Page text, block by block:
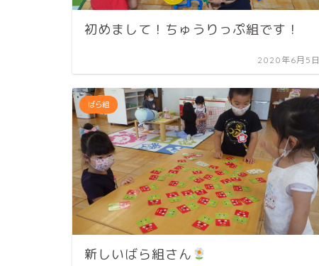
初めまして！ちゅうりっぷ組です！
2020年6月5日
ばら組
新しいばら組さん